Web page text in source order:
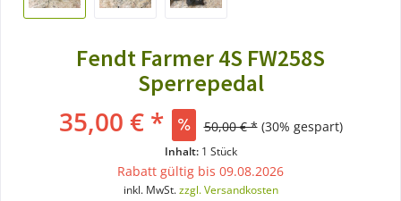
Fendt Farmer 4S FW258S
Sperrepedal
35,00 € * 50,00 € * (30% gespart)
Inhalt: 1 Stück
Rabatt gültig bis 09.08.2026
inkl. MwSt.zzgl. Versandkosten